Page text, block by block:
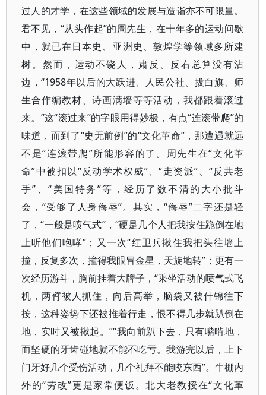
过人的才学，在这些领域的发展与造诣亦不可限量。
君不见，“从头作起”的周先生，在十年多的运动间歇
中，就已在日本史、亚洲史、敦煌学等领域多所建
树。然而，运动不饶人，肃反、反右总算没有沾
边，“1958年以后的大跃进、人民公社、拔白旗、师
生合作编教材、诗画满墙等等活动，我都跟着滚过
来。”这“滚过来”的字眼用得妙极，有点“连滚带爬”的
味道，而到了“史无前例”的“文化革命”，那遭遇就远
不是“连滚带爬”所能形容的了。周先生在“文化革
命”中被扣以“反动学术权威”、“走资派”、“反共老
手”、“美国特务”等，经历了数不清的大小批斗
会，“受够了人身侮辱”。其实，“侮辱”二字还是轻
了，“一般是喷气式”，“硬是几个人把我按住跪倒在地
上听他们咆哮”；又一次“红卫兵揪住我把头往墙上
撞，反复多次，撞得我眼冒金星，天旋地转”；更有一
次经历游斗，胸前挂着大牌子，“乘坐活动的喷气式飞
机，两臂被人抓住，向后高举，脑袋又被什锦往下
按，这种姿势下还被推着行走，恨不得几步就趴倒在
地，实时又被揪起。”“我向前趴下去，只有嘴啃地，
而坚硬的牙齿碰地就不能不吃亏。我游完以后，上下
门牙好几个受伤活动，几个礼拜不能咬东西”。牛棚内
外的“劳改”更是家常便饭。北大老教授在“文化革